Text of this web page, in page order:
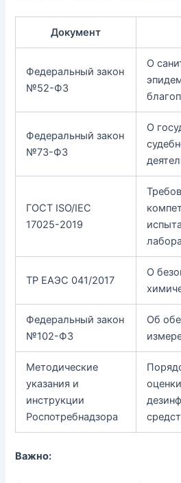
Документ
Федеральный закон
№52-ФЗ
О
Федеральный закон
№73-ФЗ
О
ГОСТ ISO/IEC
17025-2019
ТР ЕАЭС 041/2017
О
Федеральный закон
№102-ФЗ
Об
Методические
указания и
инструкции
Роспотребнадзора
Важно: